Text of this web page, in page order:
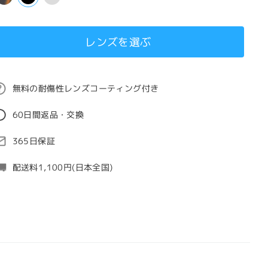
レンズを選ぶ
無料の耐傷性レンズコーティング付き
60日間返品・交換
365日保証
配送料1,100円(日本全国)